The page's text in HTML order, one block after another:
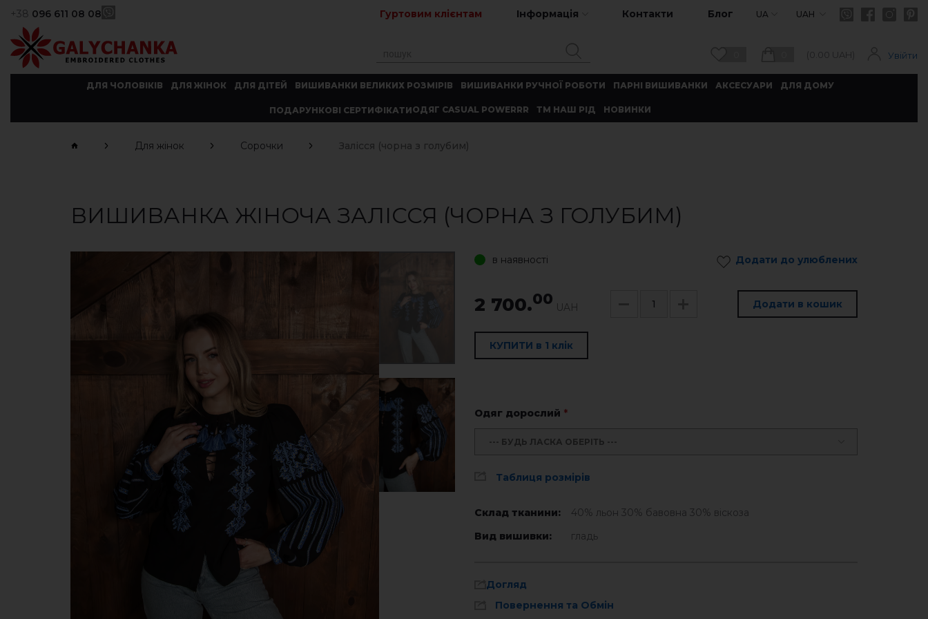
+38 096 611 08 08 Гуртовим клієнтам Інформація Контакти Блог UA UAH
(0.00 UAH) Увійти
ДЛЯ ЧОЛОВІКІВ ДЛЯ ЖІНОК ДЛЯ ДІТЕЙ ВИШИВАНКИ ВЕЛИКИХ РОЗМІРІВ ВИШИВАНКИ РУЧНОЇ РОБОТИ ПАРНІ ВИШИВАНКИ АКСЕСУАРИ ДЛЯ ДОМУ
ПОДАРУНКОВІ СЕРТИФІКАТИОДЯГ CASUAL POWERRR ТМ НАШ РІД НОВИНКИ
Для жінок Сорочки Залісся (чорна з голубим)
ВИШИВАНКА ЖІНОЧА ЗАЛІССЯ (ЧОРНА З ГОЛУБИМ)
в наявності Додати до улюблених
2 700.00 UAH Додати в кошик
КУПИТИ в 1 клік
Одяг дорослий *
--- БУДЬ ЛАСКА ОБЕРІТЬ ---
Таблиця розмірів
Склад тканини:
40% льон 30% бавовна 30% віскоза
Вид вишивки:
гладь
Догляд
Повернення та Обмін